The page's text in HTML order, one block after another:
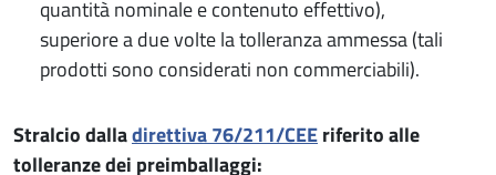
quantità nominale e contenuto effettivo),
superiore a due volte la tolleranza ammessa (tali
prodotti sono considerati non commerciabili).
Stralcio dalladirettiva 76/211/CEEriferito alle
tolleranze dei preimballaggi: